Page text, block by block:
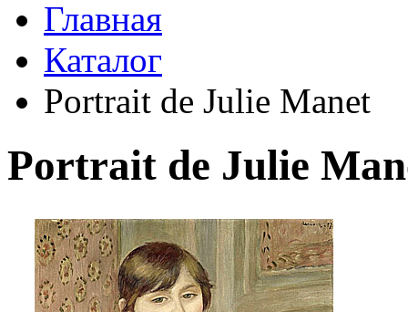
Главная
Каталог
Portrait de Julie Manet
Portrait de Julie